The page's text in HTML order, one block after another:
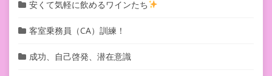
安くて気軽に飲めるワインたち
客室乗務員（CA）訓練！
成功、自己啓発、潜在意識